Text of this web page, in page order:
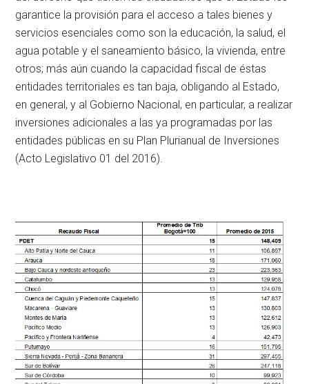
garantice la provisión para el acceso a tales bienes y
servicios esenciales como son la educación, la salud, el
agua potable y el saneamiento básico, la vivienda, entre
otros; más aún cuando la capacidad fiscal de éstas
entidades territoriales es tan baja, obligando al Estado,
en general, y al Gobierno Nacional, en particular, a realizar
inversiones adicionales a las ya programadas por las
entidades públicas en su Plan Plurianual de Inversiones
(Acto Legislativo 01 del 2016).